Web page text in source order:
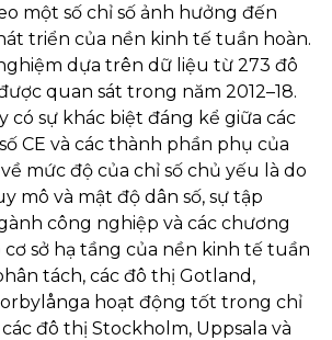
một số chỉ số ảnh hưởng đến
triển của nền kinh tế tuần hoàn.
dựa trên dữ liệu từ 273 đô
quan sát trong năm 2012–18.
có sự khác biệt đáng kể giữa các
CE và các thành phần phụ của
mức độ của chỉ số chủ yếu là do
mô và mật độ dân số, sự tập
công nghiệp và các chương
sở hạ tầng của nền kinh tế tuần
tách, các đô thị Gotland,
hoạt động tốt trong chỉ
các đô thị Stockholm, Uppsala và